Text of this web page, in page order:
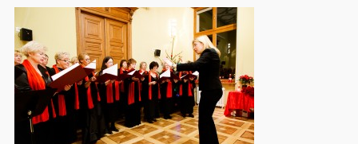
Copyright 2014 Szczecińska Izba Pielęgniarek i Położnych.